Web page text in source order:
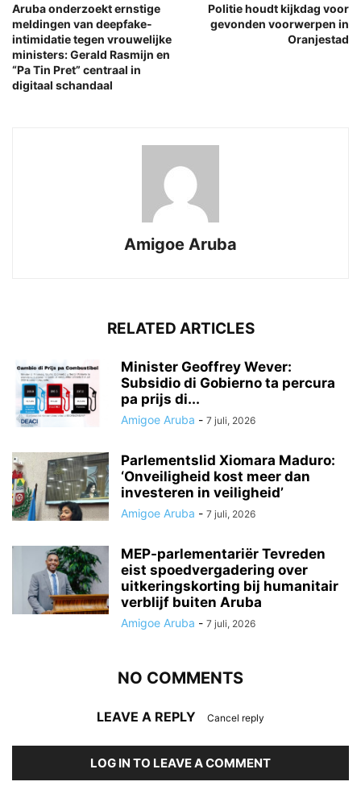
Aruba onderzoekt ernstige
meldingen van deepfake-
intimidatie tegen vrouwelijke
ministers: Gerald Rasmijn en
“Pa Tin Pret” centraal in
digitaal schandaal
Politie houdt kijkdag voor
gevonden voorwerpen in
Oranjestad
Amigoe Aruba
RELATED ARTICLES
Minister Geoffrey Wever:
Subsidio di Gobierno ta percura
pa prijs di...
Amigoe Aruba - 7 juli, 2026
Parlementslid Xiomara Maduro:
‘Onveiligheid kost meer dan
investeren in veiligheid’
Amigoe Aruba - 7 juli, 2026
MEP-parlementariër Tevreden
eist spoedvergadering over
uitkeringskorting bij humanitair
verblijf buiten Aruba
Amigoe Aruba - 7 juli, 2026
NO COMMENTS
LEAVE A REPLY Cancel reply
LOG IN TO LEAVE A COMMENT